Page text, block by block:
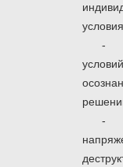
-
-